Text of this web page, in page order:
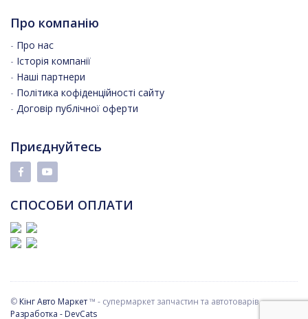
Про компанію
- Про нас
- Історія компанії
- Наші партнери
- Політика кофіденційності сайту
- Договір публічної оферти
Приєднуйтесь
СПОСОБИ ОПЛАТИ
© Кінг Авто Маркет™ - супермаркет запчастин та автотоварів
Разработка - DevCats